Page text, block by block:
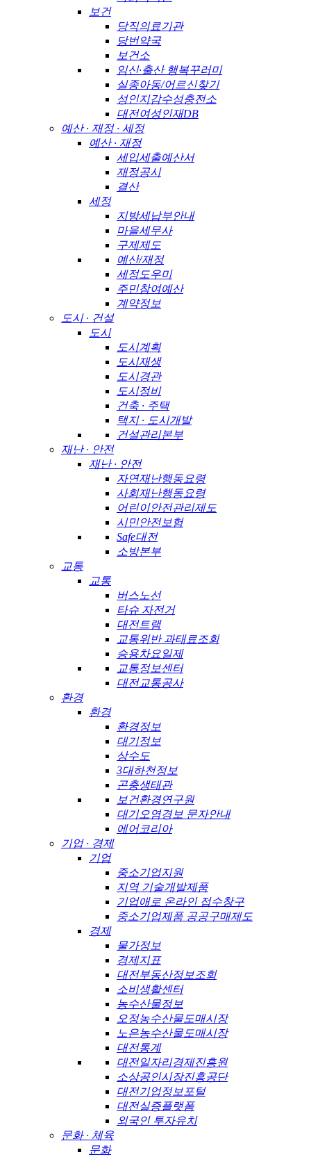
보건
당직의료기관
당번약국
보건소
임신·출산 행복꾸러미
실종아동/어르신찾기
성인지감수성충전소
대전여성인재DB
예산 · 재정 · 세정
예산 · 재정
세입세출예산서
재정공시
결산
세정
지방세납부안내
마을세무사
구제제도
예산/재정
세정도우미
주민참여예산
계약정보
도시 · 건설
도시
도시계획
도시재생
도시경관
도시정비
건축 · 주택
택지 · 도시개발
건설관리본부
재난 · 안전
재난 · 안전
자연재난행동요령
사회재난행동요령
어린이안전관리제도
시민안전보험
Safe대전
소방본부
교통
교통
버스노선
타슈 자전거
대전트램
교통위반 과태료조회
승용차요일제
교통정보센터
대전교통공사
환경
환경
환경정보
대기정보
상수도
3대하천정보
곤충생태관
보건환경연구원
대기오염경보 문자안내
에어코리아
기업 · 경제
기업
중소기업지원
지역 기술개발제품
기업애로 온라인 접수창구
중소기업제품 공공구매제도
경제
물가정보
경제지표
대전부동산정보조회
소비생활센터
농수산물정보
오정농수산물도매시장
노은농수산물도매시장
대전통계
대전일자리경제진흥원
소상공인시장진흥공단
대전기업정보포털
대전실증플랫폼
외국인 투자유치
문화 · 체육
문화